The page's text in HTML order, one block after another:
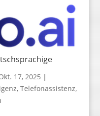
Familie –
17, 2025 |
, Telefonassistenz,